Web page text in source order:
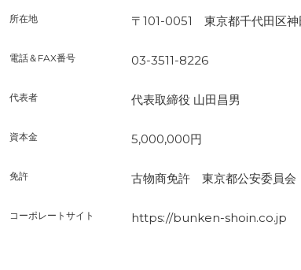
所在地 〒101-0051 東京都千代田区
電話＆FAX番号 03-3511-8226
代表者 代表取締役 山田昌男
資本金 5,000,000円
免許 古物商免許 東京都公安委員
コーポレートサイト https://bunken-shoin.co.jp